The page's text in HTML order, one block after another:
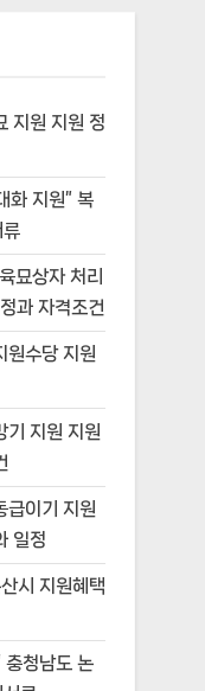
지원 지원 정
화 지원” 복
류
묘상자 처리
과 자격조건
원수당 지원
기 지원 지원
급이기 지원
일정
시 지원혜택
충청남도 논